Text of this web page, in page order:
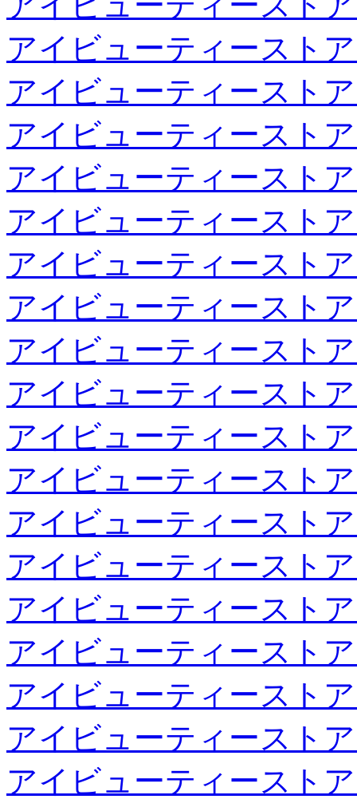
アイビューティースト
アイビューティースト
アイビューティースト
アイビューティースト
アイビューティースト
アイビューティースト
アイビューティースト
アイビューティースト
アイビューティースト
アイビューティースト
アイビューティースト
アイビューティースト
アイビューティースト
アイビューティースト
アイビューティースト
アイビューティースト
アイビューティースト
アイビューティースト